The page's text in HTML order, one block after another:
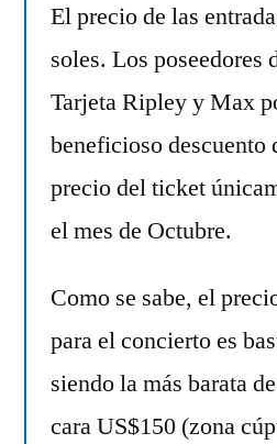
El precio de las
soles. Los poseedores
Tarjeta Ripley y Max
beneficioso descuento
precio del ticket
el mes de Octubre.
Como se sabe, el
para el concierto es
siendo la más barata
cara US$150 (zona